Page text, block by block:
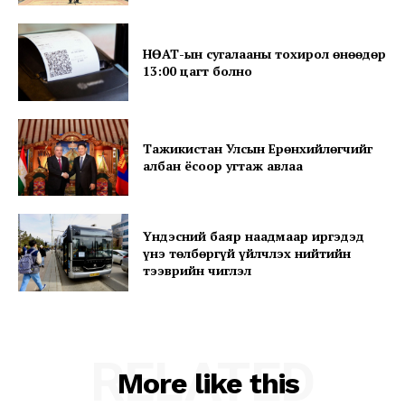
SUBSCRIBE NOW
Company
НӨАТ-ын сугалааны тохирол өнөөдөр
13:00 цагт болно
Тажикистан Улсын Ерөнхийлөгчийг
албан ёсоор угтаж авлаа
Үндэсний баяр наадмаар иргэдэд
үнэ төлбөргүй үйлчлэх нийтийн
тээврийн чиглэл
More like this
RELATED